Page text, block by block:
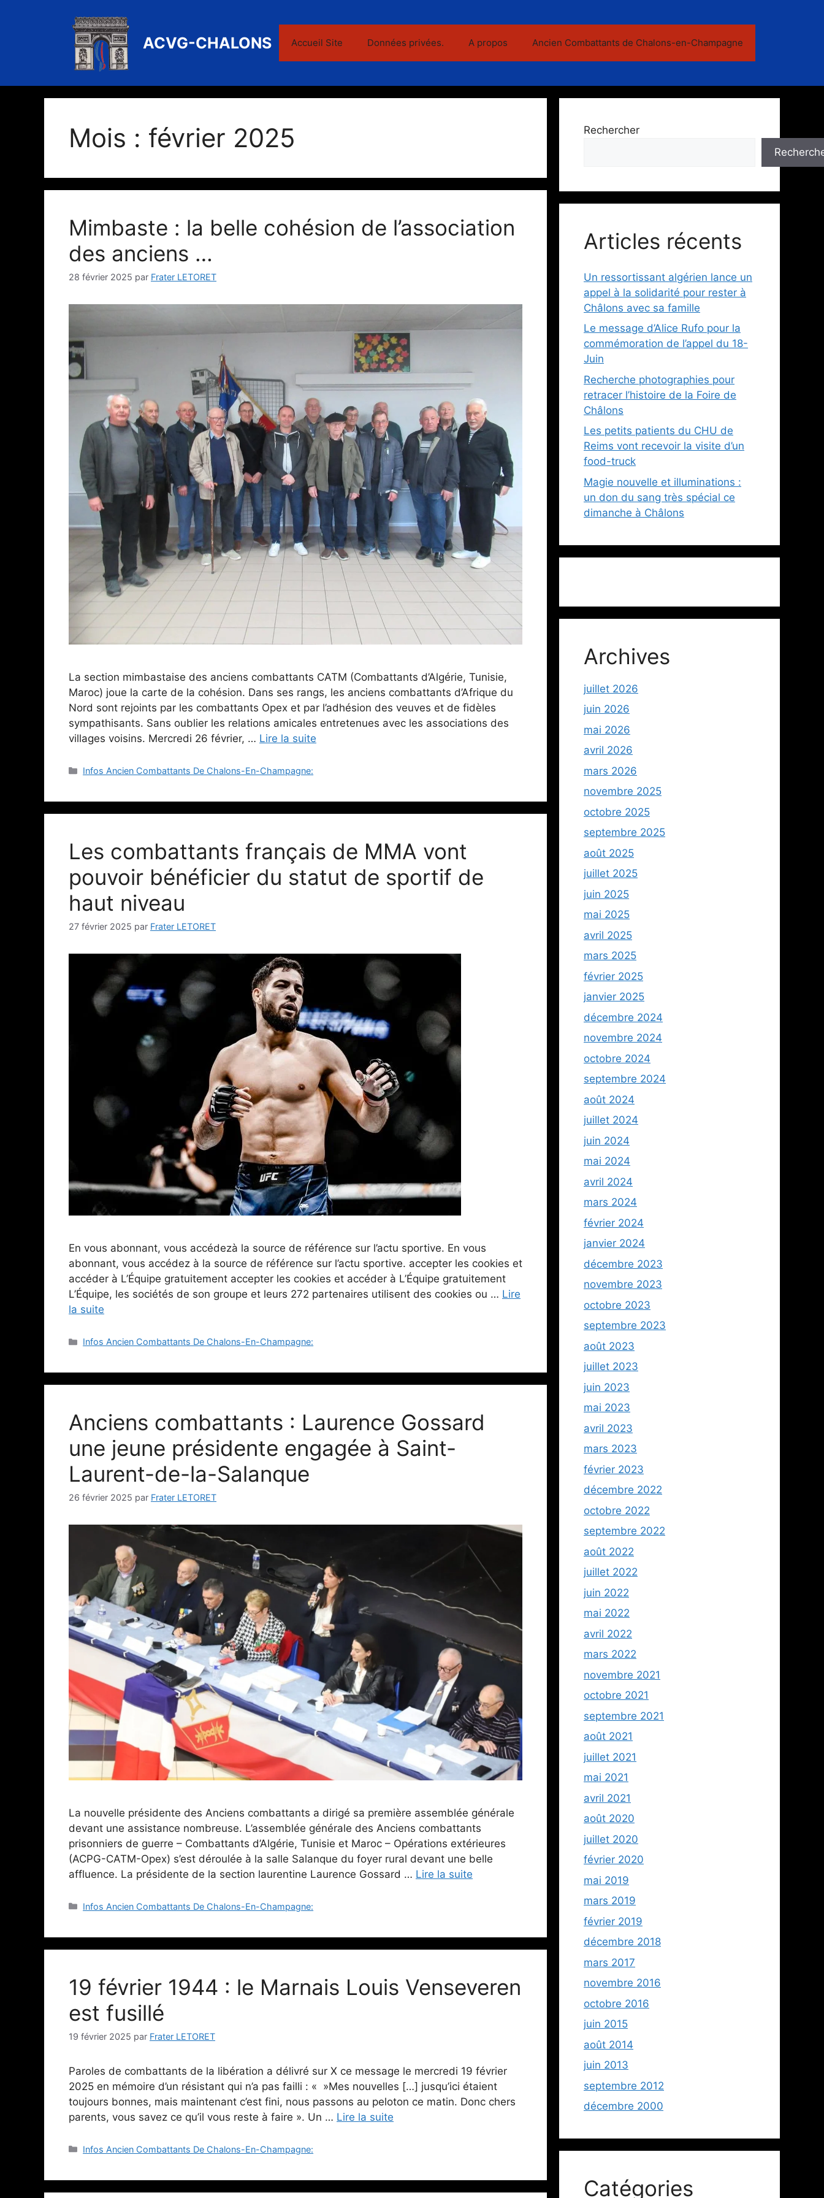
ACVG-CHALONS Accueil Site Données privées. A propos Ancien Combattants de Chalons-en-Champagne
Mois : février 2025
Mimbaste : la belle cohésion de l’association
des anciens …
28 février 2025 par Frater LETORET
La section mimbastaise des anciens combattants CATM (Combattants d’Algérie, Tunisie,
Maroc) joue la carte de la cohésion. Dans ses rangs, les anciens combattants d’Afrique du
Nord sont rejoints par les combattants Opex et par l’adhésion des veuves et de fidèles
sympathisants. Sans oublier les relations amicales entretenues avec les associations des
villages voisins. Mercredi 26 février, … Lire la suite
Catégories
Infos Ancien Combattants De Chalons-En-Champagne:
Les combattants français de MMA vont
pouvoir bénéficier du statut de sportif de
haut niveau
27 février 2025 par Frater LETORET
En vous abonnant, vous accédezà la source de référence sur l’actu sportive. En vous
abonnant, vous accédez à la source de référence sur l’actu sportive. accepter les cookies et
accéder à L’Équipe gratuitement accepter les cookies et accéder à L’Équipe gratuitement
L’Équipe, les sociétés de son groupe et leurs 272 partenaires utilisent des cookies ou … Lire
la suite
Catégories
Infos Ancien Combattants De Chalons-En-Champagne:
Anciens combattants : Laurence Gossard
une jeune présidente engagée à Saint-
Laurent-de-la-Salanque
26 février 2025 par Frater LETORET
La nouvelle présidente des Anciens combattants a dirigé sa première assemblée générale
devant une assistance nombreuse. L’assemblée générale des Anciens combattants
prisonniers de guerre – Combattants d’Algérie, Tunisie et Maroc – Opérations extérieures
(ACPG-CATM-Opex) s’est déroulée à la salle Salanque du foyer rural devant une belle
affluence. La présidente de la section laurentine Laurence Gossard … Lire la suite
Catégories
Infos Ancien Combattants De Chalons-En-Champagne:
19 février 1944 : le Marnais Louis Venseveren
est fusillé
19 février 2025 par Frater LETORET
Paroles de combattants de la libération a délivré sur X ce message le mercredi 19 février
2025 en mémoire d’un résistant qui n’a pas failli : « »Mes nouvelles […] jusqu’ici étaient
toujours bonnes, mais maintenant c’est fini, nous passons au peloton ce matin. Donc chers
parents, vous savez ce qu’il vous reste à faire ». Un … Lire la suite
Catégories
Infos Ancien Combattants De Chalons-En-Champagne:
Rechercher
Articles récents
Un ressortissant algérien lance un
appel à la solidarité pour rester à
Châlons avec sa famille
Le message d’Alice Rufo pour la
commémoration de l’appel du 18-
Juin
Recherche photographies pour
retracer l’histoire de la Foire de
Châlons
Les petits patients du CHU de
Reims vont recevoir la visite d’un
food-truck
Magie nouvelle et illuminations :
un don du sang très spécial ce
dimanche à Châlons
Archives
juillet 2026
juin 2026
mai 2026
avril 2026
mars 2026
novembre 2025
octobre 2025
septembre 2025
août 2025
juillet 2025
juin 2025
mai 2025
avril 2025
mars 2025
février 2025
janvier 2025
décembre 2024
novembre 2024
octobre 2024
septembre 2024
août 2024
juillet 2024
juin 2024
mai 2024
avril 2024
mars 2024
février 2024
janvier 2024
décembre 2023
novembre 2023
octobre 2023
septembre 2023
août 2023
juillet 2023
juin 2023
mai 2023
avril 2023
mars 2023
février 2023
décembre 2022
octobre 2022
septembre 2022
août 2022
juillet 2022
juin 2022
mai 2022
avril 2022
mars 2022
novembre 2021
octobre 2021
septembre 2021
août 2021
juillet 2021
mai 2021
avril 2021
août 2020
juillet 2020
février 2020
mai 2019
mars 2019
février 2019
décembre 2018
mars 2017
novembre 2016
octobre 2016
juin 2015
août 2014
juin 2013
septembre 2012
décembre 2000
Catégories